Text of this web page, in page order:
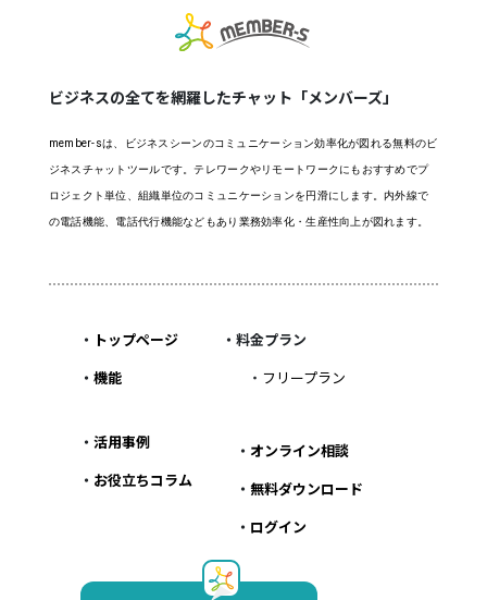
ビジネスの全てを網羅したチャット「メンバーズ」
member-sは、ビジネスシーンのコミュニケーション効率化が図れる無料のビ
ジネスチャットツールです。テレワークやリモートワークにもおすすめでプ
ロジェクト単位、組織単位のコミュニケーションを円滑にします。内外線で
の電話機能、電話代行機能などもあり業務効率化・生産性向上が図れます。
・ トップページ
・ 機能
・料金プラン
・ フリープラン
・ 活用事例
・ お役立ちコラム
・ オンライン相談
・ 無料ダウンロード
・ ログイン